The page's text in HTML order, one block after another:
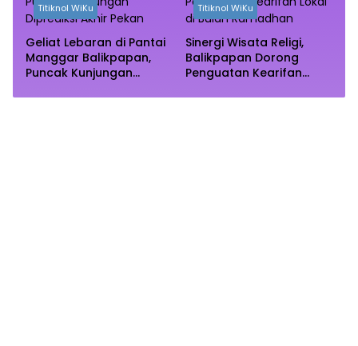
Titiknol WiKu
Geliat Lebaran di Pantai
Manggar Balikpapan,
Puncak Kunjungan
Titiknol WiKu
Sinergi Wisata Religi,
Balikpapan Dorong
Penguatan Kearifan